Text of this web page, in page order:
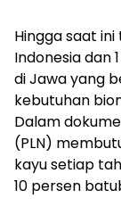
Hingga saat
Indonesia dan
di Jawa yang
kebutuhan
Dalam
(PLN)
kayu setiap
10 persen